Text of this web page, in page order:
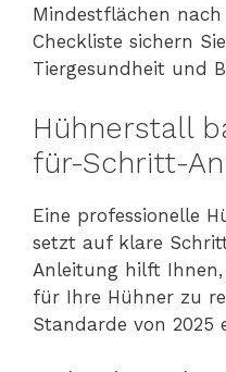
Mindestflächen nach
Checkliste sichern
Tiergesundheit und
Hühnerstall
für-Schritt-
Eine professionelle
setzt auf klare
Anleitung hilft
für Ihre Hühner zu
Standarde von 2025